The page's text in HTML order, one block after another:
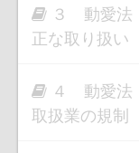
３ 動愛
正な取り扱い
４ 動愛法
取扱業の規制